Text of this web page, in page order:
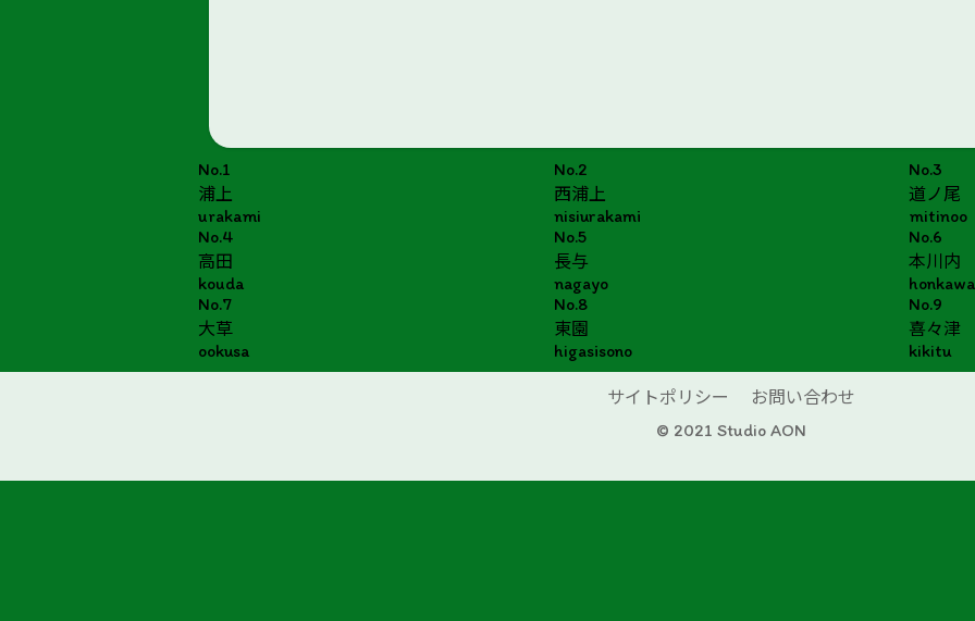
No.1
浦上
urakami
No.2
西浦上
nisiurakami
No.3
道ノ尾
mitinoo
No.4
高田
kouda
No.5
長与
nagayo
No.6
本川内
No.7
大草
ookusa
No.8
東園
higasisono
No.9
喜々津
kikitu
サイトポリシー
お問い合わせ
© 2021 Studio AON